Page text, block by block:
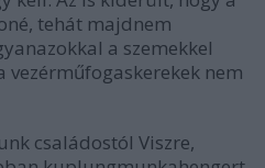
tehát majdnem
a szemekkel
vezérműfogaskerekek nem
családostól Viszre,